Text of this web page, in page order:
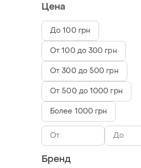
Цена
До 100 грн
От 100 до 300 грн
От 300 до 500 грн
От 500 до 1000 грн
Более 1000 грн
Бренд